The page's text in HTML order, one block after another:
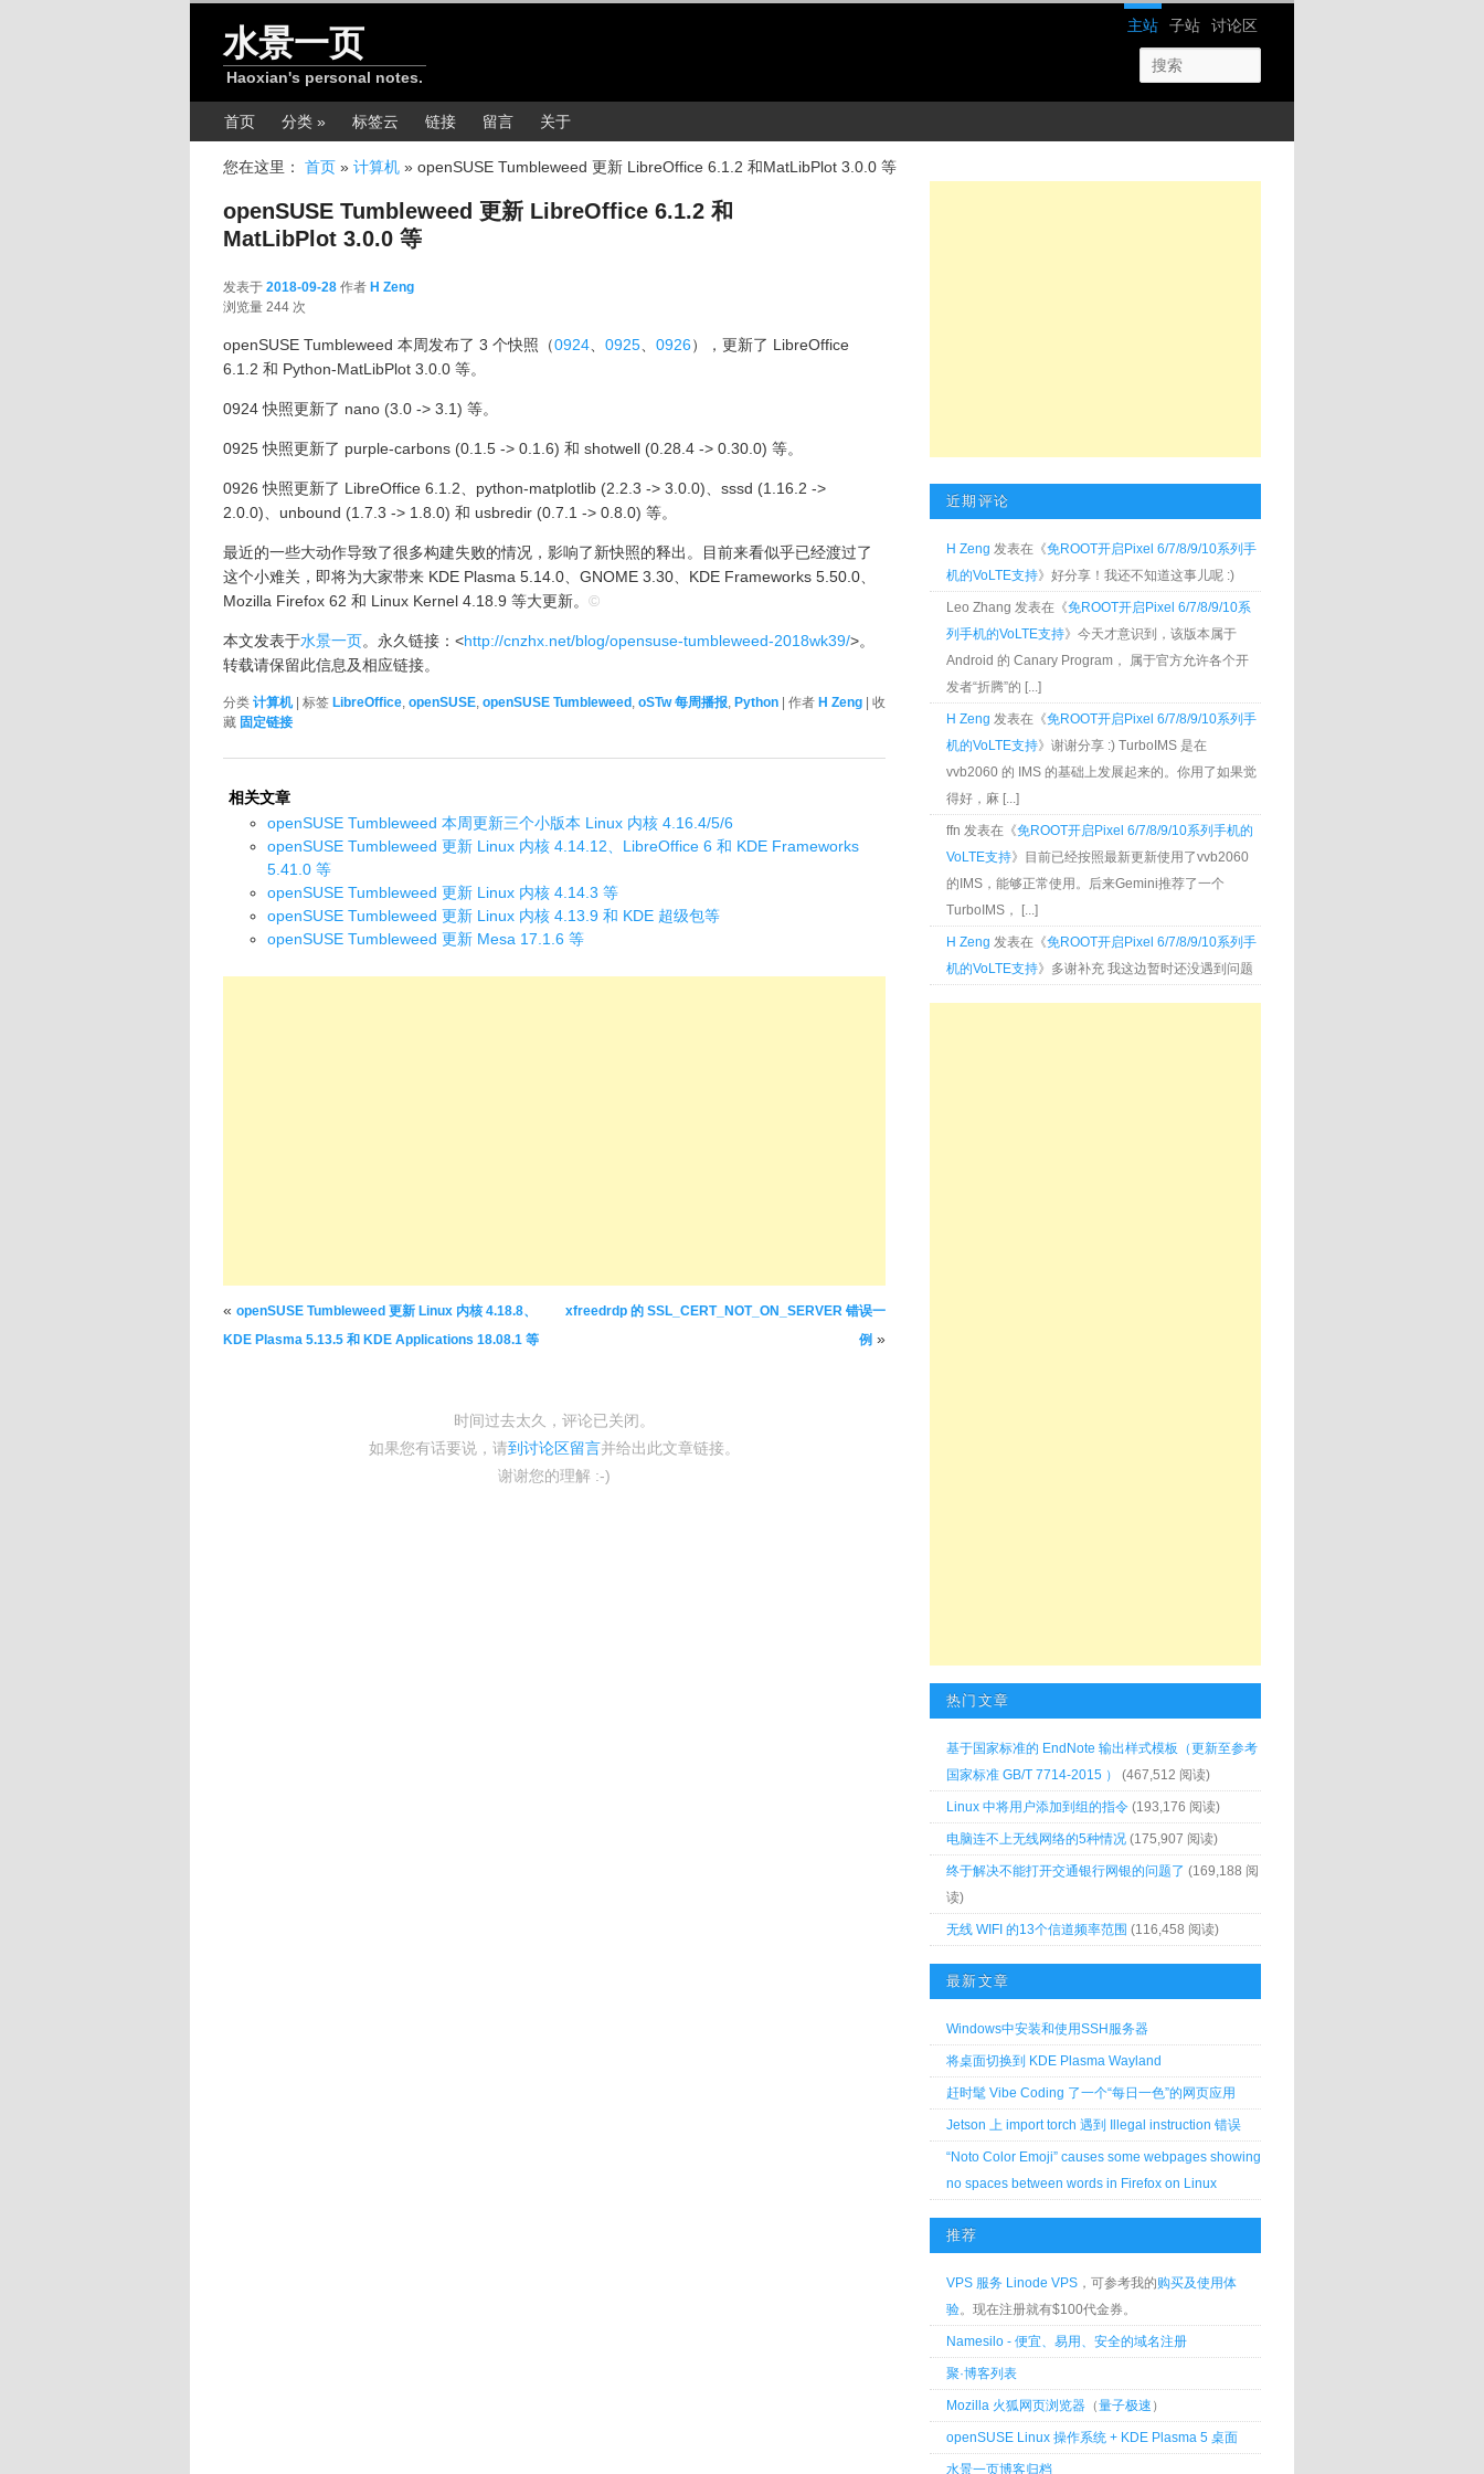
网站导航
主站 子站 讨论区
水景一页
Haoxian's personal notes.
主菜单首页 分类 » 标签云 链接 留言 关于
您在这里： 首页 » 计算机 » openSUSE Tumbleweed 更新 LibreOffice 6.1.2 和MatLibPlot 3.0.0 等
openSUSE Tumbleweed 更新 LibreOffice 6.1.2 和
MatLibPlot 3.0.0 等
发表于 2018-09-28 作者 H Zeng
浏览量 244 次
openSUSE Tumbleweed 本周发布了 3 个快照（0924、 0925、 0926），更新了 LibreOffice
6.1.2 和 Python-MatLibPlot 3.0.0 等。
0924 快照更新了 nano (3.0 -> 3.1) 等。
0925 快照更新了 purple-carbons (0.1.5 -> 0.1.6) 和 shotwell (0.28.4 -> 0.30.0) 等。
0926 快照更新了 LibreOffice 6.1.2、python-matplotlib (2.2.3 -> 3.0.0)、sssd (1.16.2 ->
2.0.0)、unbound (1.7.3 -> 1.8.0) 和 usbredir (0.7.1 -> 0.8.0) 等。
最近的一些大动作导致了很多构建失败的情况，影响了新快照的释出。目前来看似乎已经渡过了
这个小难关，即将为大家带来 KDE Plasma 5.14.0、GNOME 3.30、KDE Frameworks 5.50.0、
Mozilla Firefox 62 和 Linux Kernel 4.18.9 等大更新。 ©
本文发表于水景一页。永久链接：<http://cnzhx.net/blog/opensuse-tumbleweed-2018wk39/>。
转载请保留此信息及相应链接。
分类 计算机| 标签 LibreOffice, openSUSE, openSUSE Tumbleweed , oSTw 每周播报, Python | 作者 H Zeng | 收
藏 固定链接
相关文章
openSUSE Tumbleweed 本周更新三个小版本 Linux 内核 4.16.4/5/6
openSUSE Tumbleweed 更新 Linux 内核 4.14.12、LibreOffice 6 和 KDE Frameworks
5.41.0 等
openSUSE Tumbleweed 更新 Linux 内核 4.14.3 等
openSUSE Tumbleweed 更新 Linux 内核 4.13.9 和 KDE 超级包等
openSUSE Tumbleweed 更新 Mesa 17.1.6 等
文章导航
« openSUSE Tumbleweed 更新 Linux 内核 4.18.8、
KDE Plasma 5.13.5 和 KDE Applications 18.08.1 等
xfreedrdp 的 SSL_CERT_NOT_ON_SERVER 错误一
例 »
时间过去太久，评论已关闭。
如果您有话要说，请到讨论区留言并给出此文章链接。
谢谢您的理解 :-)
近期评论
H Zeng 发表在《免ROOT开启Pixel 6/7/8/9/10系列手
机的VoLTE支持》好分享！我还不知道这事儿呢 :)
Leo Zhang 发表在《免ROOT开启Pixel 6/7/8/9/10系
列手机的VoLTE支持》今天才意识到，该版本属于
Android 的 Canary Program， 属于官方允许各个开
发者“折腾”的 [...]
H Zeng 发表在《免ROOT开启Pixel 6/7/8/9/10系列手
机的VoLTE支持》谢谢分享 :) TurboIMS 是在
vvb2060 的 IMS 的基础上发展起来的。你用了如果觉
得好，麻 [...]
ffn 发表在《免ROOT开启Pixel 6/7/8/9/10系列手机的
VoLTE支持》目前已经按照最新更新使用了vvb2060
的IMS，能够正常使用。后来Gemini推荐了一个
TurboIMS， [...]
H Zeng 发表在《免ROOT开启Pixel 6/7/8/9/10系列手
机的VoLTE支持》多谢补充 我这边暂时还没遇到问题
热门文章
基于国家标准的 EndNote 输出样式模板（更新至参考
国家标准 GB/T 7714-2015 ）
(467,512 阅读)
Linux 中将用户添加到组的指令 (193,176 阅读)
电脑连不上无线网络的5种情况 (175,907 阅读)
终于解决不能打开交通银行网银的问题了 (169,188 阅
读)
无线 WIFI 的13个信道频率范围 (116,458 阅读)
最新文章
Windows中安装和使用SSH服务器
将桌面切换到 KDE Plasma Wayland
赶时髦 Vibe Coding 了一个“每日一色”的网页应用
Jetson 上 import torch 遇到 Illegal instruction 错误
“Noto Color Emoji” causes some webpages showing
no spaces between words in Firefox on Linux
推荐
VPS 服务 Linode VPS ，可参考我的购买及使用体
验。现在注册就有$100代金券。
Namesilo - 便宜、易用、安全的域名注册
聚·博客列表
Mozilla 火狐网页浏览器 （量子极速 ）
openSUSE Linux 操作系统 + KDE Plasma 5 桌面
水景一页博客归档